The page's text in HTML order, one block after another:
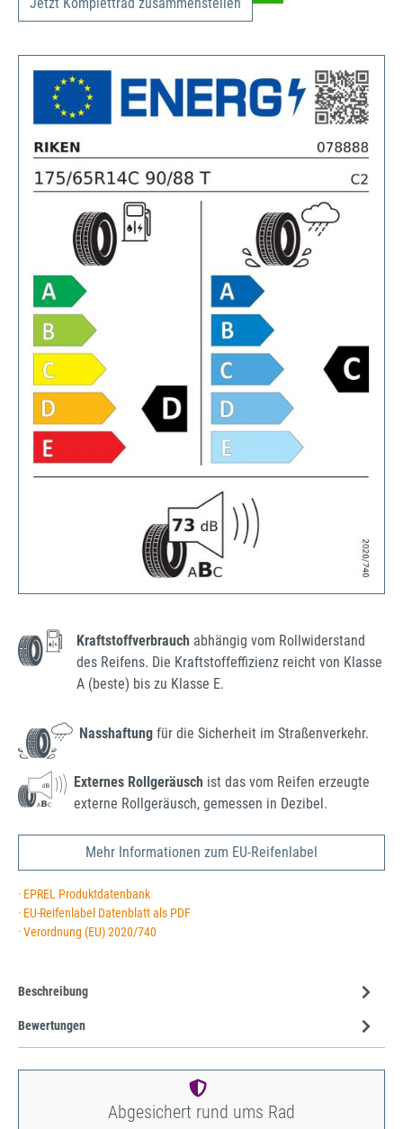
Kraftstoffverbrauch abhängig vom Rollwiderstand
des Reifens. Die Kraftstoffeffizienz reicht von Klasse
A (beste) bis zu Klasse E.
Nasshaftung für die Sicherheit im Straßenverkehr.
Externes Rollgeräusch ist das vom Reifen erzeugte
externe Rollgeräusch, gemessen in Dezibel.
Mehr Informationen zum EU-Reifenlabel
· EPREL Produktdatenbank
· EU-Reifenlabel Datenblatt als PDF
· Verordnung (EU) 2020/740
Beschreibung
Bewertungen
Abgesichert rund ums Rad